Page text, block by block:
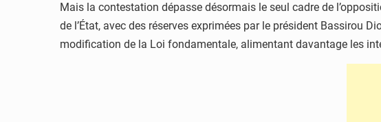
Mais la contestation dépasse désormais le seul cadre de
de l’État, avec des réserves exprimées par le président Bassirou
modification de la Loi fondamentale, alimentant davantage les